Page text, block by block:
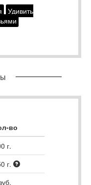
Удивить
во
г.
г.